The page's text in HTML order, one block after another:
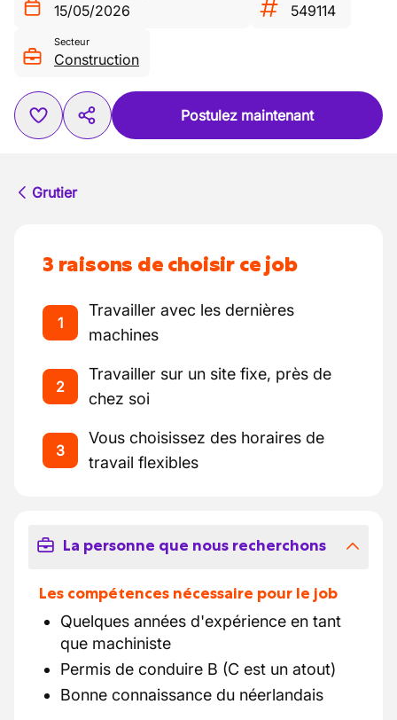
15/05/2026 549114
Secteur
Construction
Postulez maintenant
Grutier
3 raisons de choisir ce job
1
Travailler avec les dernières
machines
2
Travailler sur un site fixe, près de
chez soi
3
Vous choisissez des horaires de
travail flexibles
La personne que nous recherchons
Les compétences nécessaire pour le job
Quelques années d'expérience en tant
que machiniste
Permis de conduire B (C est un atout)
Bonne connaissance du néerlandais